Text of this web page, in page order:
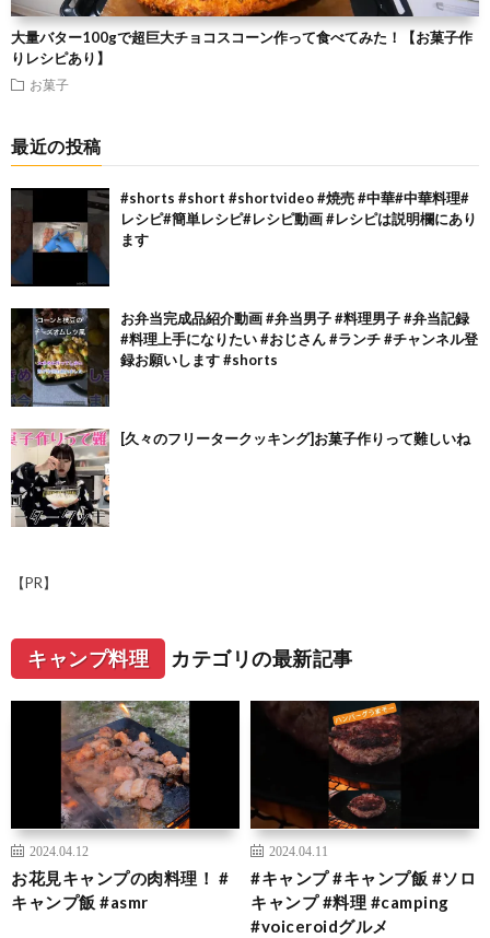
大量バター100gで超巨大チョコスコーン作って食べてみた！【お菓子作
りレシピあり】
お菓子
最近の投稿
#shorts #short #shortvideo #焼売 #中華#中華料理#
レシピ#簡単レシピ#レシピ動画 #レシピは説明欄にあり
ます
お弁当完成品紹介動画 #弁当男子 #料理男子 #弁当記録
#料理上手になりたい #おじさん #ランチ #チャンネル登
録お願いします #shorts
[久々のフリータークッキング]お菓子作りって難しいね
【PR】
キャンプ料理 カテゴリの最新記事
2024.04.12
お花見キャンプの肉料理！ #
キャンプ飯 #asmr
2024.04.11
#キャンプ #キャンプ飯 #ソロ
キャンプ #料理 #camping
#voiceroidグルメ